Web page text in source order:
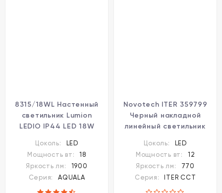
8315/18WL Настенный
светильник Lumion
LEDIO IP44 LED 18W
Цоколь:
LED
Мощность вт:
18
Яркость лм:
1900
Серия:
AQUALA
Novotech ITER 359799
Черный накладной
линейный светильник
поворотными плафоном
и CCT переключением
цветовой температуры
LED 12Вт 770Лм 110°
Цоколь:
LED
Мощность вт:
12
Яркость лм:
770
Серия:
ITER CCT